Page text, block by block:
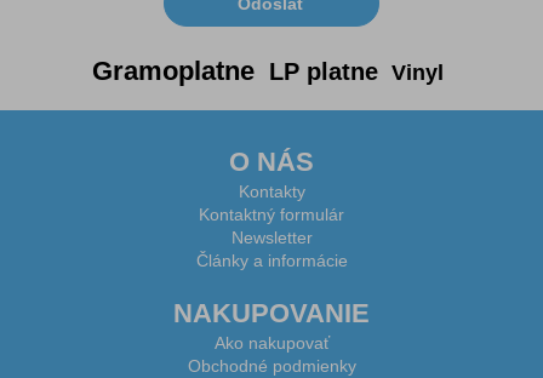
Gramoplatne LP platne Vinyl
O NÁS
Kontakty
Kontaktný formulár
Newsletter
Články a informácie
NAKUPOVANIE
Ako nakupovať
Obchodné podmienky